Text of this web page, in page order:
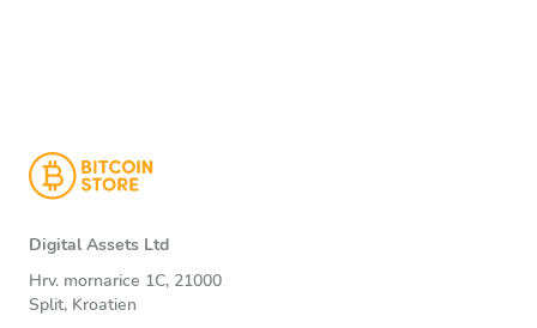
Digital Assets Ltd
Hrv. mornarice 1C, 21000
Split, Kroatien